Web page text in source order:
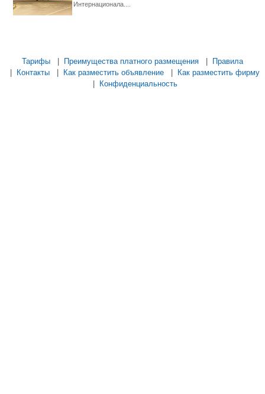
Интернационала....
Тарифы Преимущества платного размещения
Правила
Контакты Как разместить объявление
Как разместить фирму
Конфиденциальность